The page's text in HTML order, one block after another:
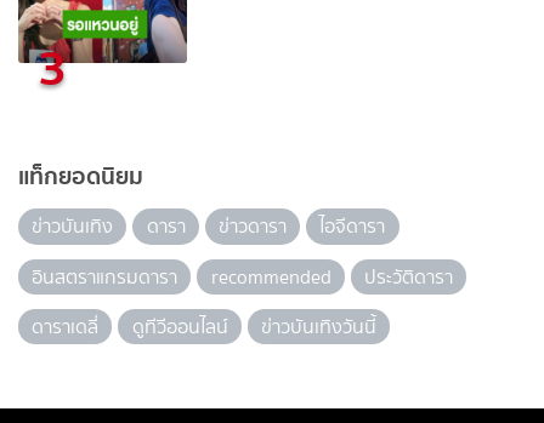
3
แท็กยอดนิยม
ข่าวบันเทิง ดารา ข่าวดารา
ไอจีดารา
อินสตราแกรมดารา
recommended
ประวัติดารา
ดาราเดลี่
ดูทีวีออนไลน์ ข่าวบันเทิงวันนี้